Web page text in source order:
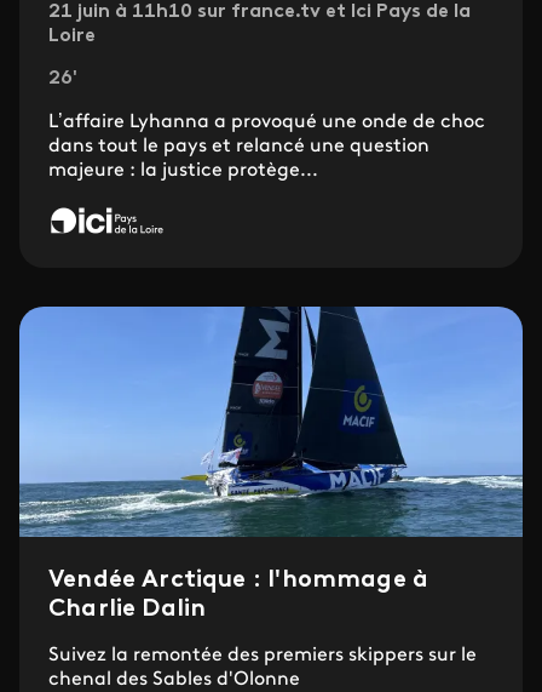
21 juin à 11h10 sur france.tv et Ici Pays de la
Loire
26'
L’affaire Lyhanna a provoqué une onde de choc
dans tout le pays et relancé une question
majeure : la justice protège...
Vendée Arctique : l'hommage à
Charlie Dalin
Suivez la remontée des premiers skippers sur le
chenal des Sables d'Olonne